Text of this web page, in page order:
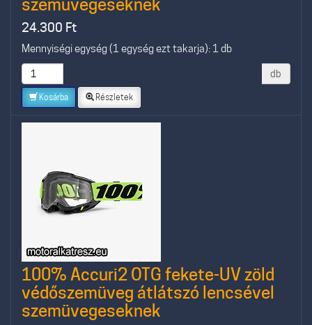
szemüvegeseknek
24.300 Ft
Mennyiségi egység (1 egység ezt takarja): 1 db
db
Kosárba Részletek
100% Accuri2 OTG fekete-UV zöld
védőszemüveg átlátszó lencsével
szemüvegeseknek